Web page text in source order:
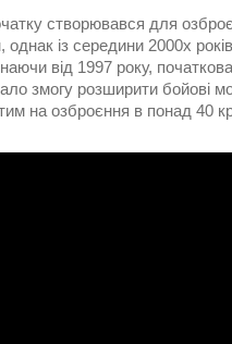
створювався для
із середини 2000х
від 1997 року,
змогу розширити бойові
на озброєння в понад 40